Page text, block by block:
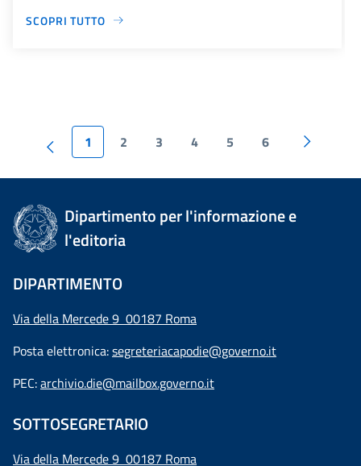
SCOPRI TUTTO
1 2 3 4 5 6
Dipartimento per l'informazione e
l'editoria
DIPARTIMENTO
Via della Mercede 9 00187 Roma
Posta elettronica:segreteriacapodie@governo.it
PEC:archivio.die@mailbox.governo.it
SOTTOSEGRETARIO
Via della Mercede 9 00187 Roma